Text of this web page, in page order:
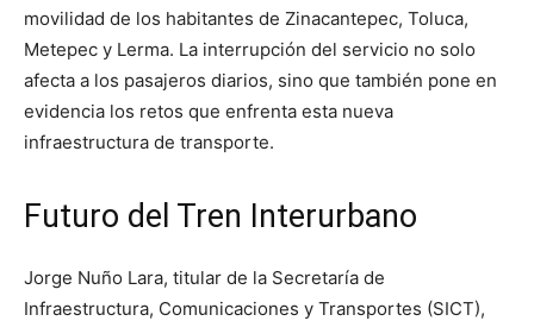
movilidad de los habitantes de Zinacantepec, Toluca,
Metepec y Lerma. La interrupción del servicio no solo
afecta a los pasajeros diarios, sino que también pone en
evidencia los retos que enfrenta esta nueva
infraestructura de transporte.
Futuro del Tren Interurbano
Jorge Nuño Lara, titular de la Secretaría de
Infraestructura, Comunicaciones y Transportes (SICT),